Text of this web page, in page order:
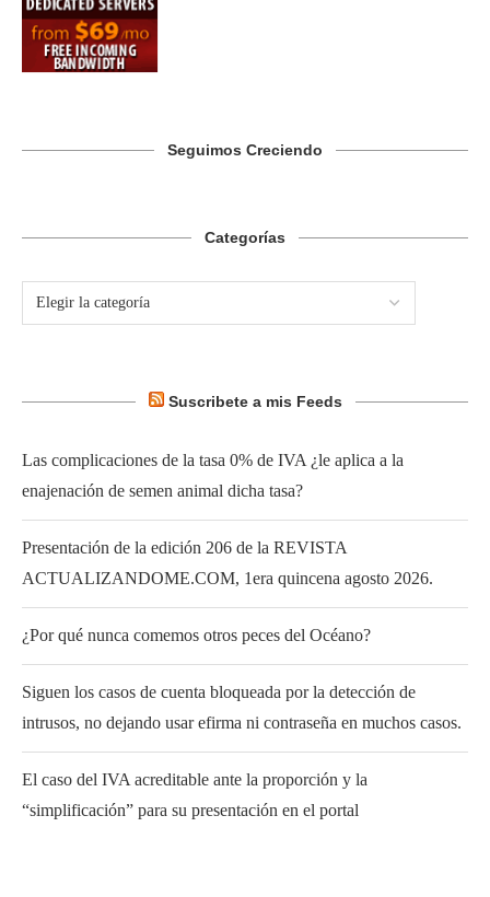
Seguimos Creciendo
Categorías
Suscribete a mis Feeds
Las complicaciones de la tasa 0% de IVA ¿le aplica a la
enajenación de semen animal dicha tasa?
Presentación de la edición 206 de la REVISTA
ACTUALIZANDOME.COM, 1era quincena agosto 2026.
¿Por qué nunca comemos otros peces del Océano?
Siguen los casos de cuenta bloqueada por la detección de
intrusos, no dejando usar efirma ni contraseña en muchos casos.
El caso del IVA acreditable ante la proporción y la
“simplificación” para su presentación en el portal